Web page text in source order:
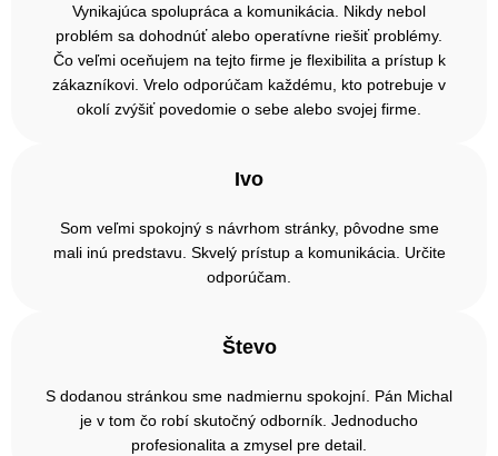
Vynikajúca spolupráca a komunikácia. Nikdy nebol
problém sa dohodnúť alebo operatívne riešiť problémy.
Čo veľmi oceňujem na tejto firme je flexibilita a prístup k
zákazníkovi. Vrelo odporúčam každému, kto potrebuje v
okolí zvýšiť povedomie o sebe alebo svojej firme.
Ivo
Som veľmi spokojný s návrhom stránky, pôvodne sme
mali inú predstavu. Skvelý prístup a komunikácia. Určite
odporúčam.
Števo
S dodanou stránkou sme nadmiernu spokojní. Pán Michal
je v tom čo robí skutočný odborník. Jednoducho
profesionalita a zmysel pre detail.